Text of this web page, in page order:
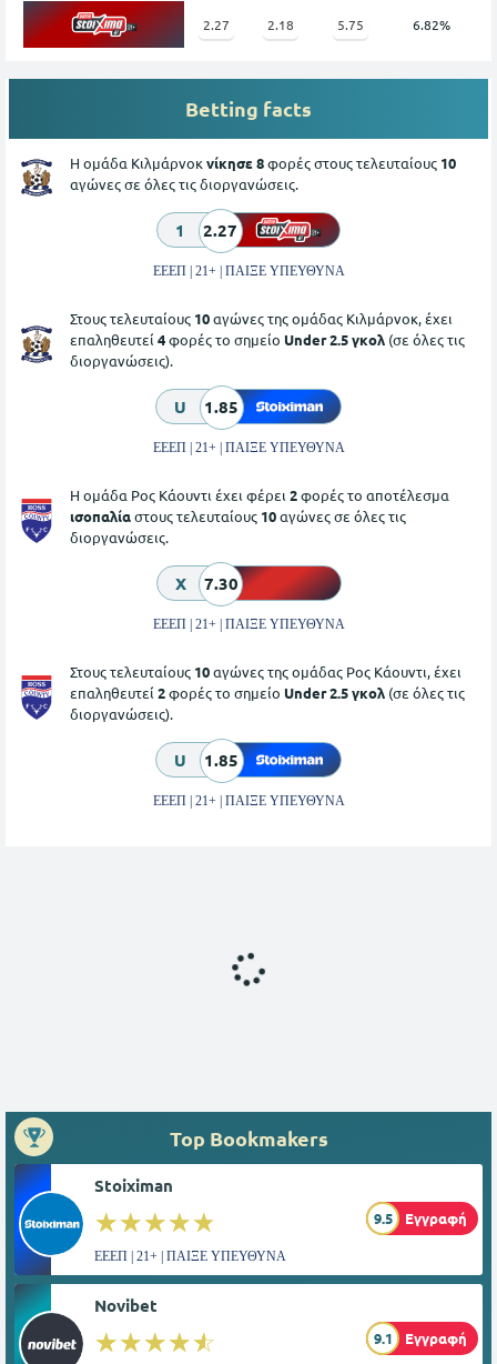
2.27 2.18 5.75 6.82%
Betting facts
Η ομάδα Κιλμάρνοκνίκησε 8φορές στους τελευταίους 10
αγώνες σε όλες τις διοργανώσεις.
1 2.27
ΕΕΕΠ | 21+ | ΠΑΙΞΕ ΥΠΕΥΘΥΝΑ
Στους τελευταίους 10αγώνες της ομάδας Κιλμάρνοκ, έχει
επαληθευτεί 4φορές το σημείο Under 2.5 γκολ (σε όλες τις
διοργανώσεις).
U 1.85
ΕΕΕΠ | 21+ | ΠΑΙΞΕ ΥΠΕΥΘΥΝΑ
Η ομάδα Ρος Κάουντι έχει φέρει 2φορές το αποτέλεσμα
ισοπαλίαστους τελευταίους 10αγώνες σε όλες τις
διοργανώσεις.
X 7.30
ΕΕΕΠ | 21+ | ΠΑΙΞΕ ΥΠΕΥΘΥΝΑ
Στους τελευταίους 10αγώνες της ομάδας Ρος Κάουντι, έχει
επαληθευτεί 2φορές το σημείο Under 2.5 γκολ (σε όλες τις
διοργανώσεις).
U 1.85
ΕΕΕΠ | 21+ | ΠΑΙΞΕ ΥΠΕΥΘΥΝΑ
Top Bookmakers
Stoiximan
☆☆☆☆☆
★★★★★ 9.5 Εγγραφή
ΕΕΕΠ | 21+ | ΠΑΙΞΕ ΥΠΕΥΘΥΝΑ
Novibet
☆☆☆☆☆
★★★★★ 9.1 Εγγραφή